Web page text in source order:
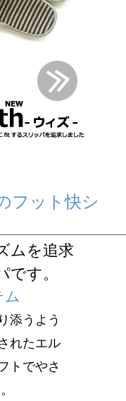
フット快シ
ムを追求
す。
添うよう
れたエル
トでやさ